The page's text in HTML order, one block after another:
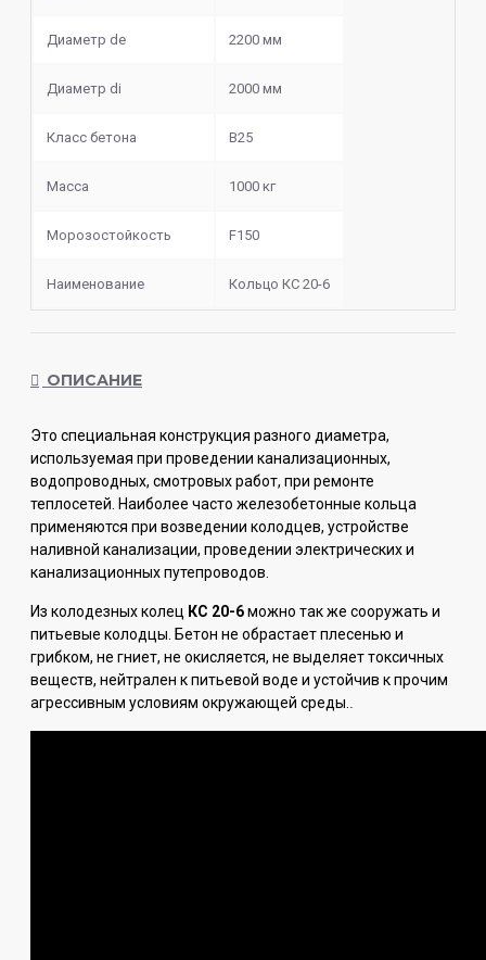
Диаметр de 2200 мм
Диаметр di 2000 мм
Класс бетона В25
Масса 1000 кг
Морозостойкость F150
Наименование Кольцо КС 20-6
ОПИСАНИЕ
Это специальная конструкция разного диаметра,
используемая при проведении канализационных,
водопроводных, смотровых работ, при ремонте
теплосетей. Наиболее часто железобетонные кольца
применяются при возведении колодцев, устройстве
наливной канализации, проведении электрических и
канализационных путепроводов.
Из колодезных колец КС 20-6можно так же сооружать и
питьевые колодцы. Бетон не обрастает плесенью и
грибком, не гниет, не окисляется, не выделяет токсичных
веществ, нейтрален к питьевой воде и устойчив к прочим
агрессивным условиям окружающей среды..